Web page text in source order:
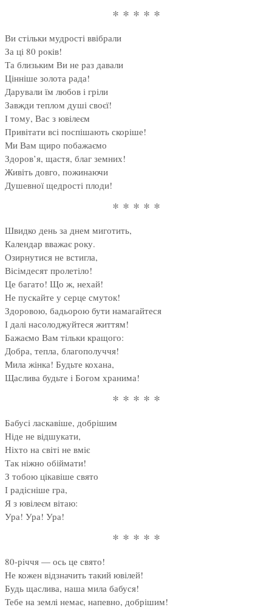
* * * * *
Ви стільки мудрості ввібрали
За ці 80 років!
Та близьким Ви не раз давали
Цінніше золота рада!
Дарували їм любов і гріли
Завжди теплом душі своєї!
І тому, Вас з ювілеєм
Привітати всі поспішають скоріше!
Ми Вам щиро побажаємо
Здоров’я, щастя, благ земних!
Живіть довго, пожинаючи
Душевної щедрості плоди!
* * * * *
Швидко день за днем миготить,
Календар вважає року.
Озирнутися не встигла,
Вісімдесят пролетіло!
Це багато! Що ж, нехай!
Не пускайте у серце смуток!
Здоровою, бадьорою бути намагайтеся
І далі насолоджуйтеся життям!
Бажаємо Вам тільки кращого:
Добра, тепла, благополуччя!
Мила жінка! Будьте кохана,
Щаслива будьте і Богом хранима!
* * * * *
Бабусі ласкавіше, добрішим
Ніде не відшукати,
Ніхто на світі не вміє
Так ніжно обіймати!
З тобою цікавіше свято
І радісніше гра,
Я з ювілеєм вітаю:
Ура! Ура! Ура!
* * * * *
80-річчя — ось це свято!
Не кожен відзначить такий ювілей!
Будь щаслива, наша мила бабуся!
Тебе на землі немає, напевно, добрішим!